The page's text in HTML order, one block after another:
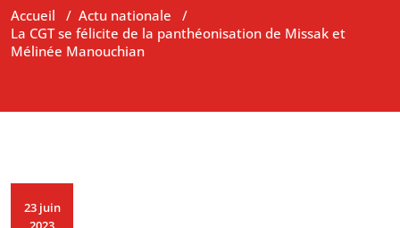
Accueil / Actu nationale /
La CGT se félicite de la panthéonisation de Missak et
Mélinée Manouchian
23 juin